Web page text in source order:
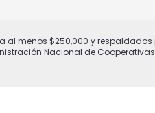
al menos $250,000 y respaldados
Nacional de